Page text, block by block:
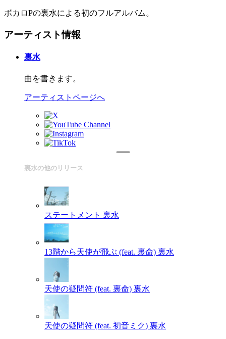
ボカロPの裏水による初のフルアルバム。
アーティスト情報
裏水
曲を書きます。
アーティストページへ
裏水の他のリリース
ステートメント 裏水
13階から天使が飛ぶ (feat. 裏命) 裏水
天使の疑問符 (feat. 裏命) 裏水
天使の疑問符 (feat. 初音ミク) 裏水